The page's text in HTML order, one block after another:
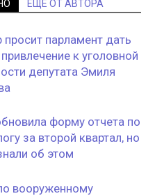
ЕЩЕ ОТ АВТОРА
просит парламент дать
к уголовной
депутата Эмиля
форму отчета по
за второй квартал, но
об этом
вооруженному